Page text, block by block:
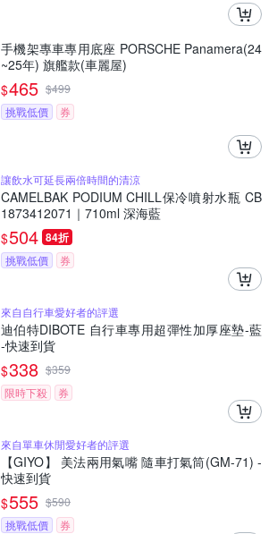
手機架專車專用底座 PORSCHE Panamera(24
~25年) 旗艦款(車麗屋)
$465 $499
挑戰低價
券
讓飲水可延長兩倍時間的清涼
CAMELBAK PODIUM CHILL保冷噴射水瓶 CB
1873412071｜710ml 深海藍
$504 84折
挑戰低價 券
來自自行車愛好者的評選
迪伯特DIBOTE 自行車專用超彈性加厚座墊-藍
-快速到貨
$338 $359
限時下殺
券
來自單車休閒愛好者的評選
【GIYO】 美法兩用氣嘴 隨車打氣筒(GM-71) -
快速到貨
$555 $590
挑戰低價
券